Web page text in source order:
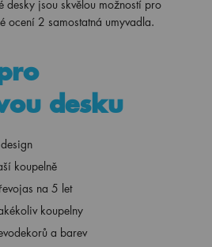
desky jsou skvělou možností pro
ocení 2 samostatná umyvadla.
desku
koupelně
na 5 let
koupelny
a barev